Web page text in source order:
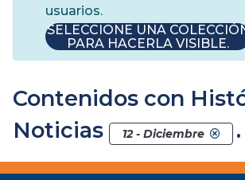
usuarios.
SELECCIONE UNA
PARA HACERLA VISIBLE.
Contenidos con
Noticias
12 - Diciembre .